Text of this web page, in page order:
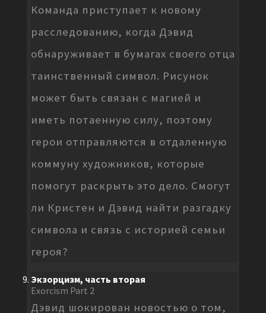
Команда приступает к новому
расследованию, когда Дэвид
обнаруживает в бумагах своего отца
таинственный символ. Рисунок
может быть связан с магией и
иметь потаенную силу, поэтому
герои отправляются в отдаленную
коммуну художников, которые
помогут раскрыть это дело. Смогут
ли Кристен и Дэвид найти разгадку
символа и связь с историей семьи
героя?
Экзорцизм, часть вторая
Exorcism Part 2
Дэвид шокирован новостью о том,